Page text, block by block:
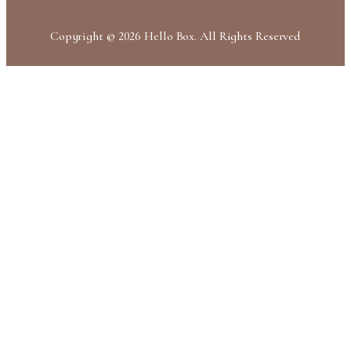
Copyright © 2026 Hello Box. All Rights Reserved